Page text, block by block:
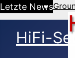
Letzte News
HiFi-